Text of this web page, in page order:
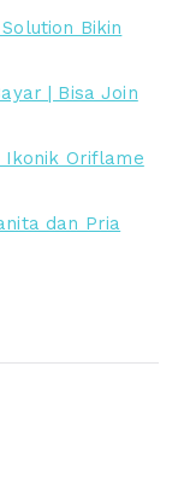
Bikin
| Bisa Join
Ikonik Oriflame
dan Pria